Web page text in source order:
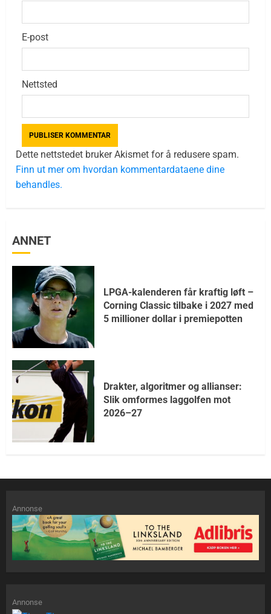
E-post
Nettsted
Dette nettstedet bruker Akismet for å redusere spam.
Finn ut mer om hvordan kommentardataene dine
behandles.
ANNET
LPGA-kalenderen får kraftig løft –
Corning Classic tilbake i 2027 med
5 millioner dollar i premiepotten
Drakter, algoritmer og allianser:
Slik omformes laggolfen mot
2026–27
Annonse
Annonse